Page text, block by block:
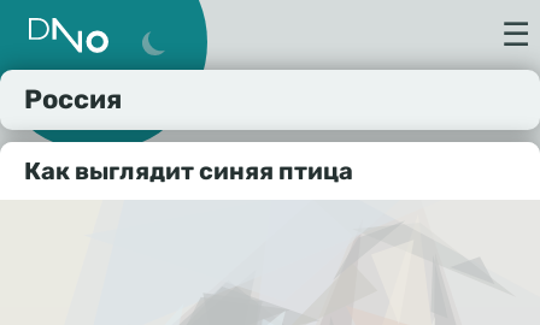
☰
Россия
Как выглядит синяя птица